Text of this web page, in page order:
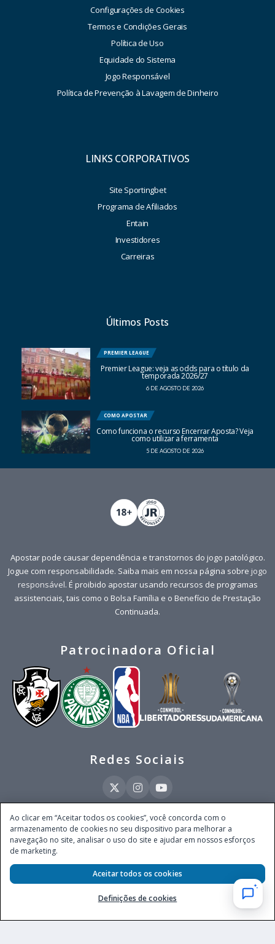
Configurações de Cookies
Termos e Condições Gerais
Política de Uso
Equidade do Sistema
Jogo Responsável
Política de Prevenção à Lavagem de Dinheiro
LINKS CORPORATIVOS
Site Sportingbet
Programa de Afiliados
Entain
Investidores
Carreiras
Últimos Posts
PREMIER LEAGUE
Premier League: veja as odds para o título da
temporada 2026/27
6 DE AGOSTO DE 2026
COMO APOSTAR
Como funciona o recurso Encerrar Aposta? Veja
como utilizar a ferramenta
5 DE AGOSTO DE 2026
Apostar pode causar dependência e transtornos do jogo patológico.
Jogue com responsabilidade. Saiba mais em nossa página sobre jogo
responsável. É proibido apostar usando recursos de programas
assistenciais, tais como o Bolsa Família e o Benefício de Prestação
Continuada.
Patrocinadora Oficial
Redes Sociais
Este site é operado pela Ventmear Brasil LTDA (CNPJ 52.868.380/0001-84), com
endereço na Avenida Brigadeiro Faria Lima, nº 4.055, 3º andar, Itaim Bibi, no
Município de São Paulo, Estado de São Paulo, CEP 04538-133, Brasil - empresa
autorizada a operar apostas de quota fixa em todo território nacional pela
Secretaria de Prêmios e Apostas do Ministério da Fazenda, conforme Portaria nº
247, de 07.02.2025, publicada no DOU em 11.2.2025.
Ao clicar em “Aceitar todos os cookies”, você concorda com o
armazenamento de cookies no seu dispositivo para melhorar a
navegação no site, analisar o uso do site e ajudar em nossos esforços
de marketing.
Definições de cookies
Aceitar todos os cookies